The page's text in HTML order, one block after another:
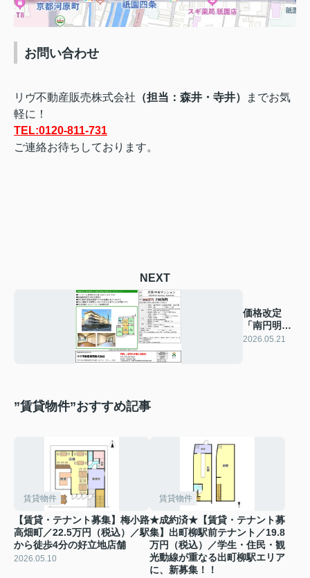
お問い合わせ
リヴ不動産販売株式会社 （担当：森井・寺井）
までお気
軽に！
TEL:0120-811-731
ご連絡お待ちしております。
NEXT
価格改定
「南円明寺
ヶ丘団地6
2026.05.21
”賃貸物件”おすすめ記事
賃貸物件
【賃貸・テナント募集】梅小路
高畑町／22.5万円（税込）／駅
から徒歩4分の好立地店舗
2026.05.10
賃貸物件
★成約済★【賃貸・テナント募
集】出町柳駅前テナント／19.8
万円（税込）／学生・住民・観
光動線が重なる出町柳駅エリア
に、新募集！！